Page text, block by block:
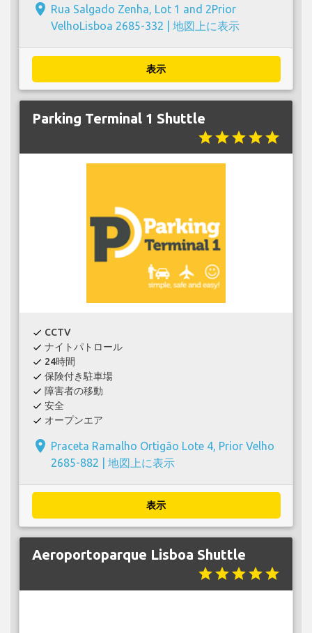
place Rua Salgado Zenha, Lot 1 and 2Prior
VelhoLisboa 2685-332 | 地図上に表示
表示
Parking Terminal 1 Shuttle
starstarstarstarstar
check CCTV
check ナイトパトロール
check 24時間
check 保険付き駐車場
check 障害者の移動
check 安全
check オープンエア
place Praceta Ramalho Ortigão Lote 4, Prior Velho
2685-882 | 地図上に表示
表示
Aeroportoparque Lisboa Shuttle
starstarstarstarstar